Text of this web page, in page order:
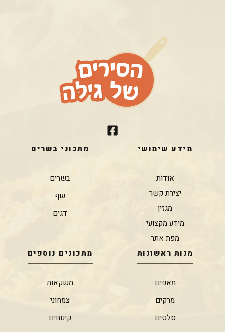
מידע שימושי
אודות
יצירת קשר
מגזין
מידע מקצועי
מפת אתר
מתכוני בשרים
בשרים
עוף
דגים
מנות ראשונות
מאפים
מרקים
סלטים
מתכונים נוספים
משקאות
צמחוני
קינוחים